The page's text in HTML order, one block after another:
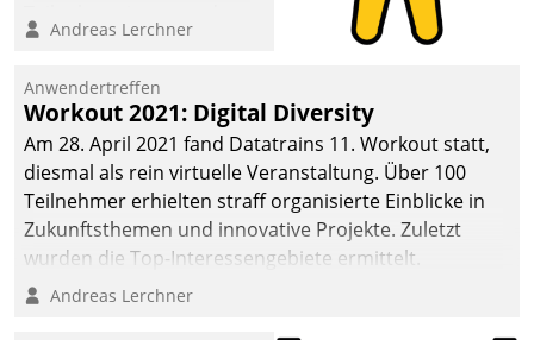
Teilnehmer kurzweilige
Cloud-Strategien und -
Lösungen mit hohem
Zukunftspotenzial.
Andreas Lerchner
Anwendertreffen
Workout 2021: Digital Diversity
Am 28. April 2021 fand Datatrains 11. Workout statt,
diesmal als rein virtuelle Veranstaltung. Über 100
Teilnehmer erhielten straff organisierte Einblicke in
Zukunftsthemen und innovative Projekte. Zuletzt
wurden die Top-Interessengebiete ermittelt.
Andreas Lerchner